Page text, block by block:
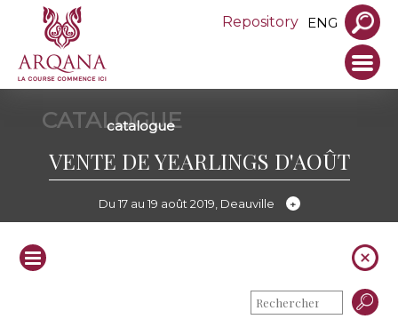
Repository ENG
CATALOGUE
catalogue
VENTE DE YEARLINGS D'AOÛT
Du 17 au 19 août 2019, Deauville